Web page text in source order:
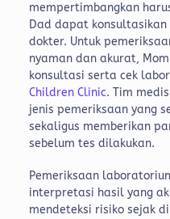
mempertimbangkan
Dad dapat
dokter. Untuk
nyaman dan akurat,
konsultasi serta cek
Children Clinic. Tim
jenis pemeriksaan yang
sekaligus memberikan
sebelum tes dilakukan.
Pemeriksaan
interpretasi hasil yang
mendeteksi risiko sejak